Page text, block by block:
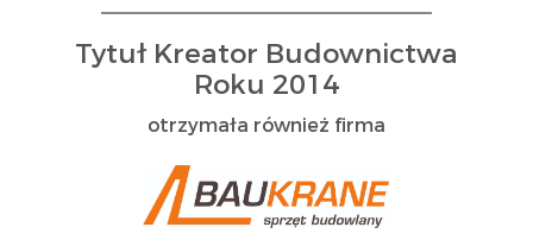
Tytuł Kreator Budownictwa
Roku 2014
otrzymała również firma